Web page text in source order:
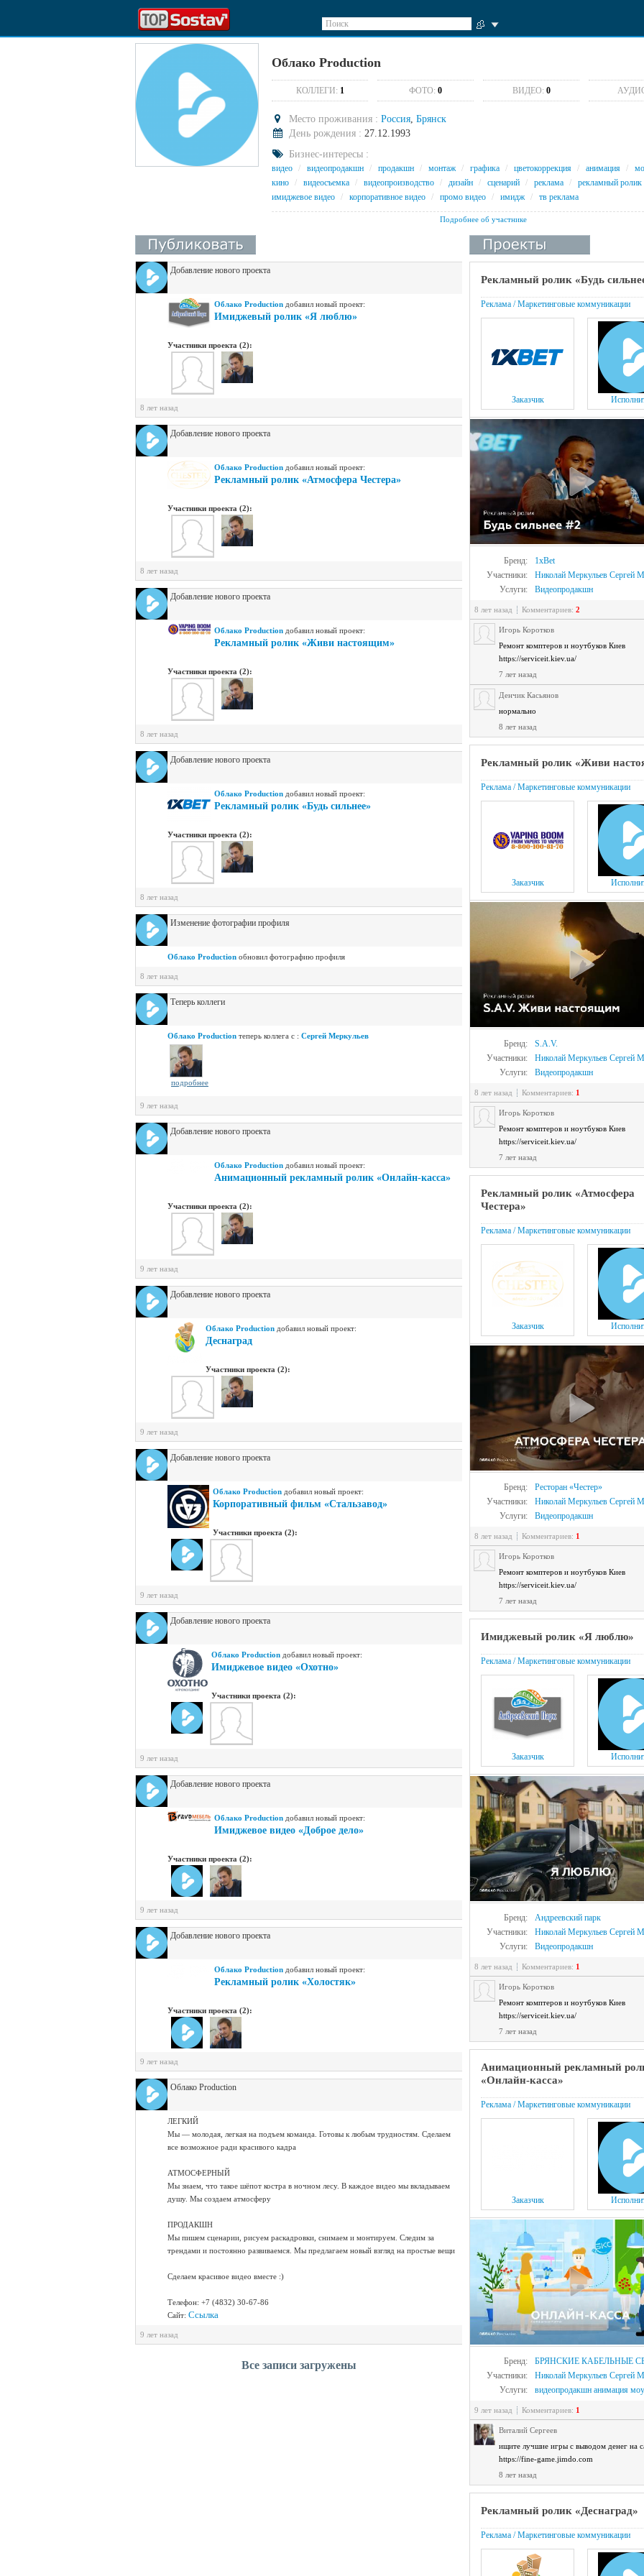
Поиск
Облако Production
КОЛЛЕГИ: 1 ФОТО: 0 ВИДЕО: 0
Место проживания : Россия, Брянск
День рождения : 27.12.1993
Бизнес-интересы :
видео / видеопродакшн / продакшн / монтаж / графика / цветокоррекция / анимация /
кино / видеосъемка / видеопроизводство / дизайн / сценарий / реклама /
рекламный ролик
имиджевое видео / корпоративное видео / промо видео / имидж / тв реклама
Подробнее об участнике
Добавление нового проекта
Облако Production добавил новый проект:
Имиджевый ролик «Я люблю»
Участники проекта (2):
8 лет назад
Добавление нового проекта
Облако Production добавил новый проект:
Рекламный ролик «Атмосфера Честера»
Участники проекта (2):
8 лет назад
Добавление нового проекта
Облако Production добавил новый проект:
Рекламный ролик «Живи настоящим»
Участники проекта (2):
8 лет назад
Добавление нового проекта
Облако Production добавил новый проект:
Рекламный ролик «Будь сильнее»
Участники проекта (2):
8 лет назад
Изменение фотографии профиля
Облако Production обновил фотографию профиля
8 лет назад
Теперь коллеги
Облако Production теперь коллега с : Сергей Меркульев
подробнее
9 лет назад
Добавление нового проекта
Облако Production добавил новый проект:
Анимационный рекламный ролик «Онлайн-касса»
Участники проекта (2):
9 лет назад
Добавление нового проекта
Облако Production добавил новый проект:
Деснаград
Участники проекта (2):
9 лет назад
Добавление нового проекта
Облако Production добавил новый проект:
Корпоративный фильм «Стальзавод»
Участники проекта (2):
9 лет назад
Добавление нового проекта
Облако Production добавил новый проект:
Имиджевое видео «Охотно»
Участники проекта (2):
9 лет назад
Добавление нового проекта
Облако Production добавил новый проект:
Имиджевое видео «Доброе дело»
Участники проекта (2):
9 лет назад
Добавление нового проекта
Облако Production добавил новый проект:
Рекламный ролик «Холостяк»
Участники проекта (2):
9 лет назад
Облако Production
ЛЕГКИЙ
Мы — молодая, легкая на подъем команда. Готовы к любым трудностям. Сделаем
все возможное ради красивого кадра
АТМОСФЕРНЫЙ
Мы знаем, что такое шёпот костра в ночном лесу. В каждое видео мы вкладываем
душу. Мы создаем атмосферу
ПРОДАКШН
Мы пишем сценарии, рисуем раскадровки, снимаем и монтируем. Следим за
трендами и постоянно развиваемся. Мы предлагаем новый взгляд на простые вещи
Сделаем красивое видео вместе :)
Телефон: +7 (4832) 30-67-86
Сайт: Ссылка
9 лет назад
Все записи загружены
Рекламный ролик «Будь
Реклама / Маркетинговые коммуникации
Заказчик
Бренд:
1xBet
Участники:
Николай Меркульев Сергей
Услуги:
Видеопродакшн
8 лет назад Комментариев: 2
Игорь Коротков
Ремонт комптеров и ноутбуков Киев
https://serviceit.kiev.ua/
7 лет назад
Денчик Касьянов
нормально
8 лет назад
Рекламный ролик «Живи
Реклама / Маркетинговые коммуникации
Заказчик
Бренд:
S.A.V.
Участники:
Николай Меркульев Сергей
Услуги:
Видеопродакшн
8 лет назад Комментариев: 1
Игорь Коротков
Ремонт комптеров и ноутбуков Киев
https://serviceit.kiev.ua/
7 лет назад
Рекламный ролик «Атмосфера
Честера»
Реклама / Маркетинговые коммуникации
Заказчик
Бренд:
Ресторан «Честер»
Участники:
Николай Меркульев Сергей
Услуги:
Видеопродакшн
8 лет назад Комментариев: 1
Игорь Коротков
Ремонт комптеров и ноутбуков Киев
https://serviceit.kiev.ua/
7 лет назад
Имиджевый ролик «Я люблю»
Реклама / Маркетинговые коммуникации
Заказчик
Бренд:
Андреевский парк
Участники:
Николай Меркульев Сергей
Услуги:
Видеопродакшн
8 лет назад Комментариев: 1
Игорь Коротков
Ремонт комптеров и ноутбуков Киев
https://serviceit.kiev.ua/
7 лет назад
Анимационный рекламный
«Онлайн-касса»
Реклама / Маркетинговые коммуникации
Заказчик
Бренд:
БРЯНСКИЕ КАБЕЛЬНЫЕ
Участники:
Николай Меркульев Сергей
Услуги:
видеопродакшн анимация
9 лет назад Комментариев: 1
Виталий Сергеев
ищите лучшие игры с выводом денег на
https://fine-game.jimdo.com
8 лет назад
Рекламный ролик «Деснаград»
Реклама / Маркетинговые коммуникации